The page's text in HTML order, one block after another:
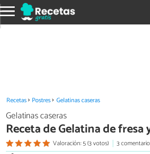
Recetas Postres Gelatinas caseras
Gelatinas caseras
Receta de Gelatina de fresa
Valoración: 5 (3 votos)
3